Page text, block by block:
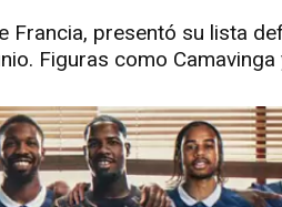
Francia, presentó su lista
Figuras como